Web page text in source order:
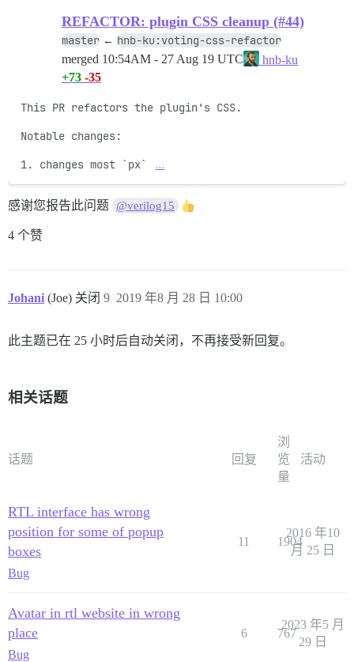
REFACTOR: plugin CSS cleanup (#44)
master ← hnb-ku:voting-css-refactor
merged 10:54AM - 27 Aug 19 UTC
hnb-ku
+73 -35
This PR refactors the plugin's CSS.
Notable changes:
1. changes most `px`
…
感谢您报告此问题 @verilog15
4 个赞
Johani (Joe) 关闭 2019 年8 月 28 日 10:00
9
此主题已在 25 小时后自动关闭，不再接受新回复。
相关话题
话题 回复
浏
览
量
活动
RTL interface has wrong
position for some of popup
boxes
Bug
11 1904
2016 年10
月 25 日
Avatar in rtl website in wrong
place
Bug
6 767
2023 年5 月
29 日